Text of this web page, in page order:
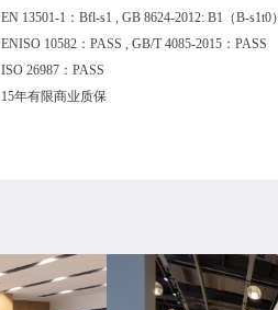
EN 13501-1：Bfl-s1 , GB 8624-2012: B1（B-s1t0）
ENISO 10582：PASS , GB/T 4085-2015：PASS
ISO 26987：PASS
15年有限商业质保